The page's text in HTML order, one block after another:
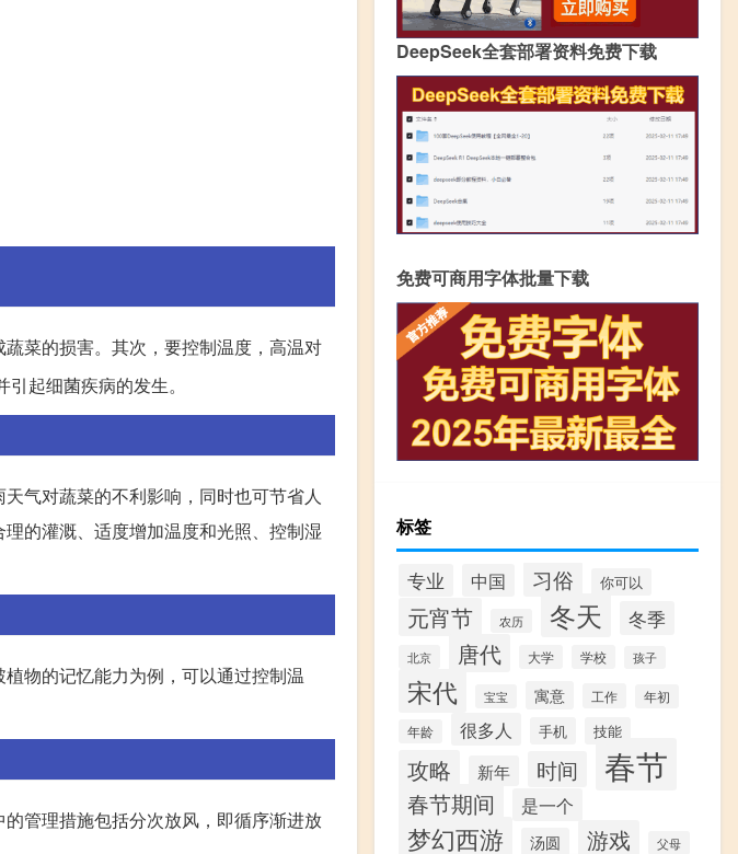
菜的损害。其次，要控制温度，高温对
起细菌疾病的发生。
气对蔬菜的不利影响，同时也可节省人
的灌溉、适度增加温度和光照、控制湿
物的记忆能力为例，可以通过控制温
管理措施包括分次放风，即循序渐进放
DeepSeek全套部署资料免费下载
免费可商用字体批量下载
标签
专业 中国 习俗 你可以
元宵节 农历 冬天 冬季
北京 唐代 大学 学校 孩子
宋代 宝宝 寓意 工作
年初
年龄
很多人 手机 技能
攻略 新年 时间 春节
春节期间 是一个
梦幻西游 汤圆 游戏 父母